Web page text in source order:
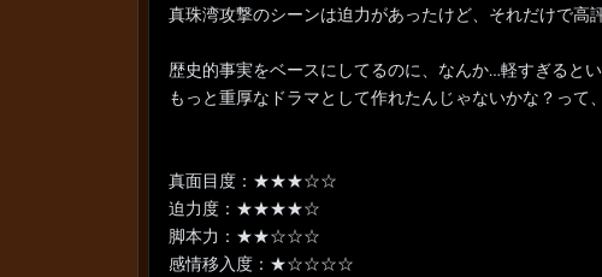
真珠湾攻撃のシーンは迫力があったけど、それだけで高
歴史的事実をベースにしてるのに、なんか…軽すぎるとい
もっと重厚なドラマとして作れたんじゃないかな？って
真面目度：★★★☆☆
迫力度：★★★★☆
脚本力：★★☆☆☆
感情移入度：★☆☆☆☆